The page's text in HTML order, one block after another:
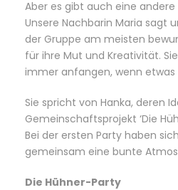
Aber es gibt auch eine andere
Unsere Nachbarin Maria sagt
der Gruppe am meisten
für ihre Mut und Kreativität.
immer anfangen, wenn
Sie spricht von Hanka, deren
Gemeinschaftsprojekt ‘Die
Bei der ersten Party haben
gemeinsam eine bunte
Die Hühner-Party